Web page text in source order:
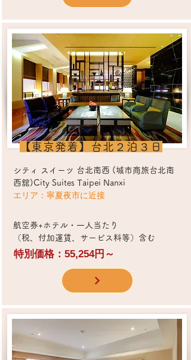
​【東京発着】台北２泊３日
シティ スイーツ 台北南西 (城市商旅台北南
西舘)City Suites Taipei Nanxi
エリア：寧夏夜市に近接
​航空券+ホテル・一人当たり
（税、付加運賃、サービス料等）含む
特別価格：55,254円～